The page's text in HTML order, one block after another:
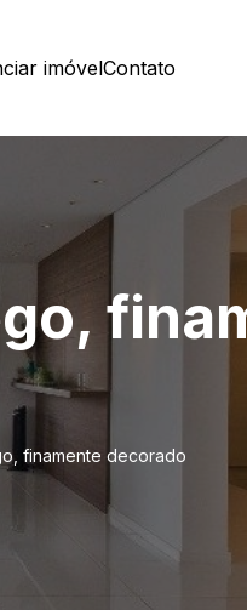
imóvelContato
finamente decorado